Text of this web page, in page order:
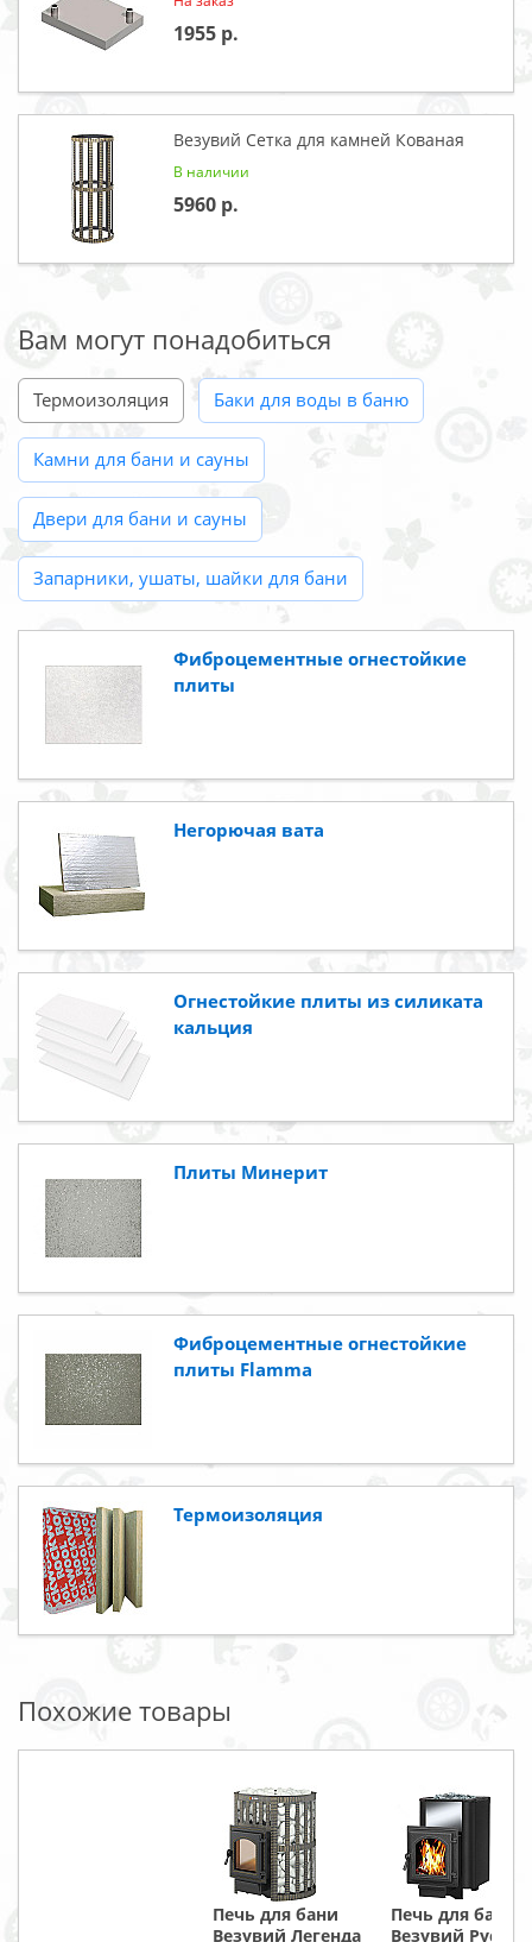
1955
Везувий Сетка для камней Кованая
В наличии
5960
Вам могут понадобиться
Термоизоляция Баки для воды в баню
Камни для бани и сауны
Двери для бани и сауны
Запарники, ушаты, шайки для бани
Фиброцементные огнестойкие
плиты
Негорючая вата
Огнестойкие плиты из силиката
кальция
Плиты Минерит
Фиброцементные огнестойкие
плиты Flamma
Термоизоляция
Похожие товары
Печь для бани
Везувий Легенда
Печь для бани
Везувий Русичъ